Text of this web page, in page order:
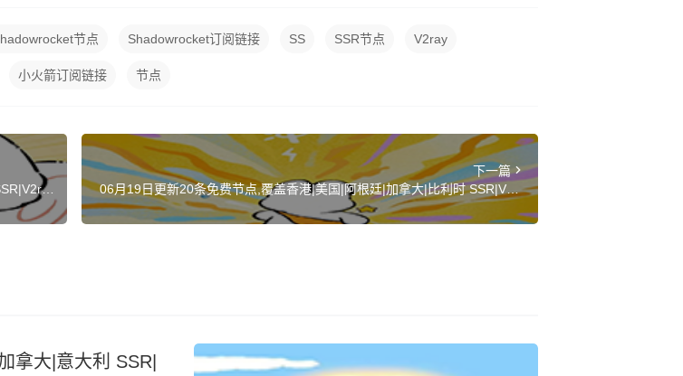
节点 Shadowrocket订阅链接 SS SSR节点 V2ray
小火箭订阅链接 节点
下一篇
06月19日更新20条免费节点,覆盖香港|美国|阿根廷|加拿大|比利时 SSR|V2ra
y|Clash订阅链接
拿大|意大利 SSR|